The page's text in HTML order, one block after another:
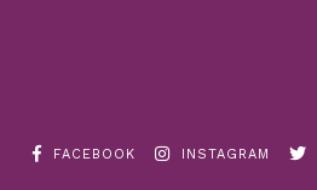
FACEBOOK INSTAGRAM